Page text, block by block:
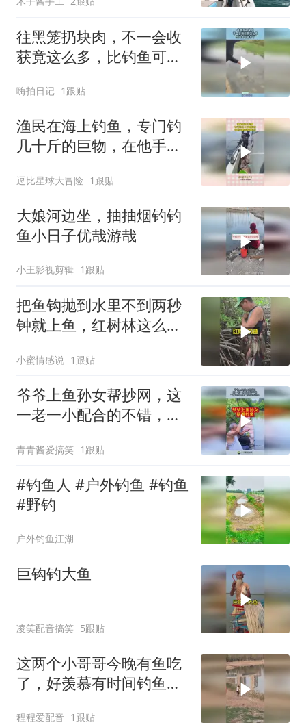
往黑笼扔块肉，不一会收
获竟这么多，比钓鱼可强
嗨拍日记 1跟贴
渔民在海上钓鱼，专门钓
几十斤的巨物，在他手里
逗比星球大冒险 1跟贴
大娘河边坐，抽抽烟钓钓
鱼小日子优哉游哉
小王影视剪辑 1跟贴
把鱼钩抛到水里不到两秒
钟就上鱼，红树林这么好
小蜜情感说 1跟贴
爷爷上鱼孙女帮抄网，这
一老一小配合的不错，一
鱼！
青青酱爱搞笑 1跟贴
#钓鱼人 #户外钓鱼 #钓鱼
#野钓
户外钓鱼江湖
巨钩钓大鱼
凌笑配音搞笑 5跟贴
这两个小哥哥今晚有鱼吃
了，好羡慕有时间钓鱼的
程程爱配音 1跟贴